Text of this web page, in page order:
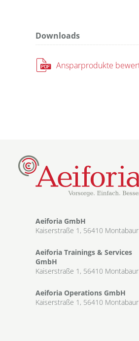
Downloads
Ansparprodukte
Aeiforia GmbH
Kaiserstraße 1, 56410 Montabaur
Aeiforia Trainings & Services
GmbH
Kaiserstraße 1, 56410 Montabaur
Aeiforia Operations GmbH
Kaiserstraße 1, 56410 Montabaur